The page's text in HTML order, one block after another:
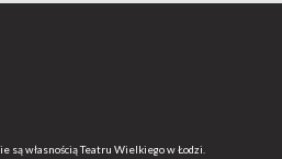
własnością Teatru Wielkiego w Łodzi.